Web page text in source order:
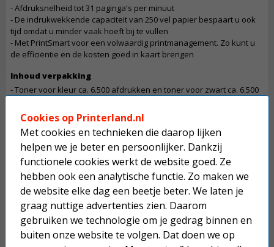
- Afdruksnelheid tot 31 paginga's per minuut
- De indrukwekkende capaciteit van 250 vel papier bespaart u ook
tijd omdat u minder vaak hoeft bij te vullen
- Met PrintSmart voor een volwaardig printmanagement. Zo kunt u
de efficiëntie en de kosten goed in kaart brengen
Inhoud verpakking
- Toner voor kleur ca. 6.500 afdrukken en toner voor zwart ca. 6.500
- Installatie instructies
- Stroomkabel
Let op
De betaling van een bestelling die dit product bevat gaat in overleg
Dit product mag maximaal 1 keer besteld worden.
Op werkdagen voor 22:30 uur besteld, morgen in huis.
Superscherpe prijzen!
Cookies op Printerland.nl
Met cookies en technieken die daarop lijken
helpen we je beter en persoonlijker. Dankzij
functionele cookies werkt de website goed. Ze
hebben ook een analytische functie. Zo maken we
de website elke dag een beetje beter. We laten je
graag nuttige advertenties zien. Daarom
gebruiken we technologie om je gedrag binnen en
buiten onze website te volgen. Dat doen we op